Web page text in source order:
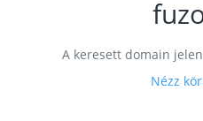
A keresett domain
Nézz